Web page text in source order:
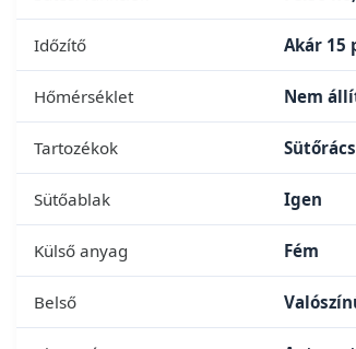
Időzítő Akár 15
Hőmérséklet Nem
Tartozékok
Sütőablak Igen
Külső anyag Fém
Belső